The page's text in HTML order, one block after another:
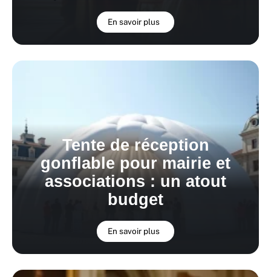
En savoir plus
Tente de réception
gonflable pour mairie et
associations : un atout
budget
En savoir plus